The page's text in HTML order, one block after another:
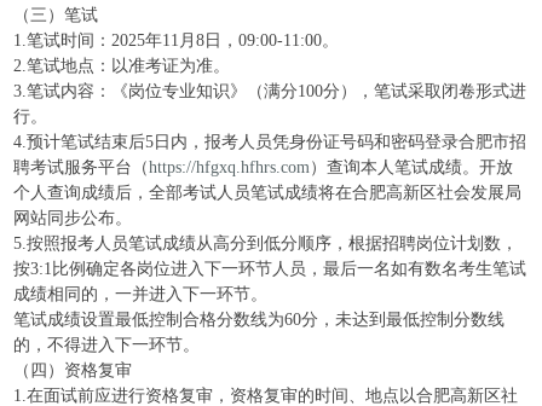
（三）笔试
1.笔试时间：2025年11月8日，09:00-11:00。
2.笔试地点：以准考证为准。
3.笔试内容：《岗位专业知识》（满分100分），笔试采取闭卷形式进
行。
4.预计笔试结束后5日内，报考人员凭身份证号码和密码登录合肥市招
聘考试服务平台（https://hfgxq.hfhrs.com）查询本人笔试成绩。开放
个人查询成绩后，全部考试人员笔试成绩将在合肥高新区社会发展局
网站同步公布。
5.按照报考人员笔试成绩从高分到低分顺序，根据招聘岗位计划数，
按3:1比例确定各岗位进入下一环节人员，最后一名如有数名考生笔试
成绩相同的，一并进入下一环节。
笔试成绩设置最低控制合格分数线为60分，未达到最低控制分数线
的，不得进入下一环节。
（四）资格复审
1.在面试前应进行资格复审，资格复审的时间、地点以合肥高新区社